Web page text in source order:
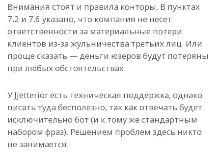
Внимания стоят и правила конторы. В пунктах
7.2 и 7.6 указано, что компания не несет
ответственности за материальные потери
клиентов из-за жульничества третьих лиц. Или
проще сказать — деньги юзеров будут потеряны
при любых обстоятельствах.
У Jjetterior есть техническая поддержка, однако
писать туда бесполезно, так как отвечать будет
исключительно бот (и к тому же стандартным
набором фраз). Решением проблем здесь никто
не занимается.